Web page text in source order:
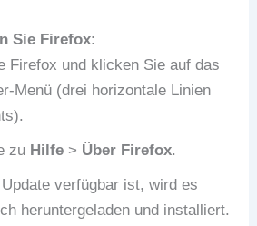
Sie Firefox:
Firefox und klicken Sie auf das
Menü (drei horizontale Linien
zu Hilfe> Über Firefox.
verfügbar ist, wird es
heruntergeladen und installiert.